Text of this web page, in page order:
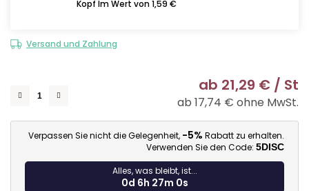
Kopf Im Wert von 1,59 €
Versand und Zahlung
ab 21,29 € / St
ab 17,74 € ohne MwSt.
Verpassen Sie nicht die Gelegenheit, -5% Rabatt zu erhalten.
Verwenden Sie den Code: 5DISC
Alles, was bleibt, ist...
0d 6h 26m 58s